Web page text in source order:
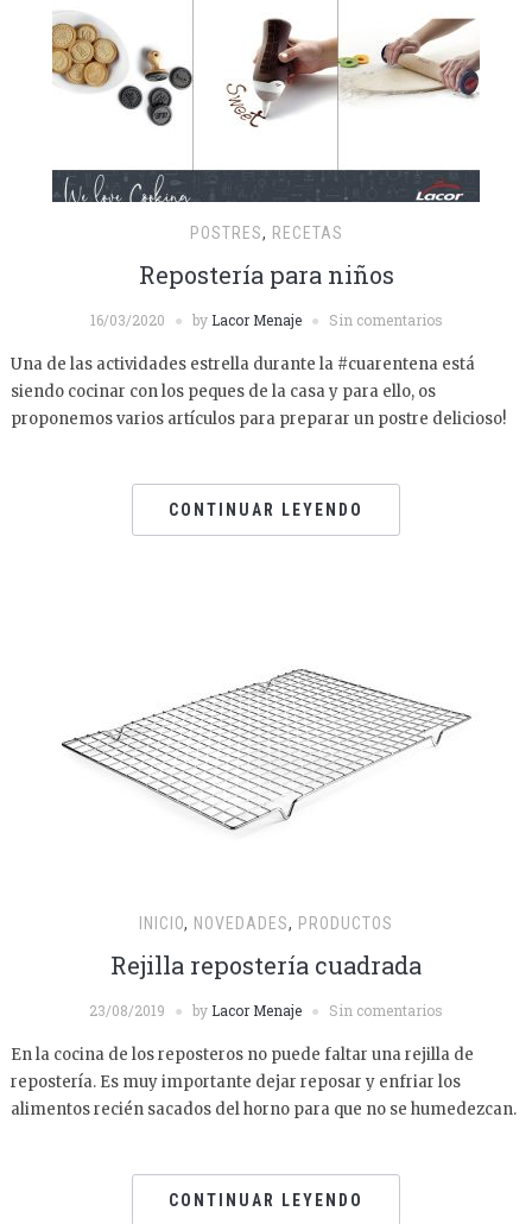
POSTRES, RECETAS
Repostería para niños
16/03/2020 by Lacor Menaje Sin comentarios
Una de las actividades estrella durante la #cuarentena está
siendo cocinar con los peques de la casa y para ello, os
proponemos varios artículos para preparar un postre delicioso!
CONTINUAR LEYENDO
INICIO, NOVEDADES, PRODUCTOS
Rejilla repostería cuadrada
23/08/2019 by Lacor Menaje Sin comentarios
En la cocina de los reposteros no puede faltar una rejilla de
repostería. Es muy importante dejar reposar y enfriar los
alimentos recién sacados del horno para que no se humedezcan.
CONTINUAR LEYENDO